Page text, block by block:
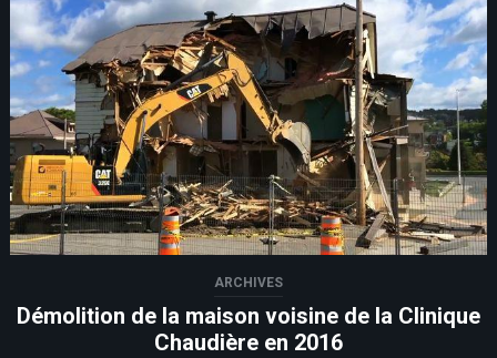
ARCHIVES
Démolition de la maison voisine de la Clinique
Chaudière en 2016